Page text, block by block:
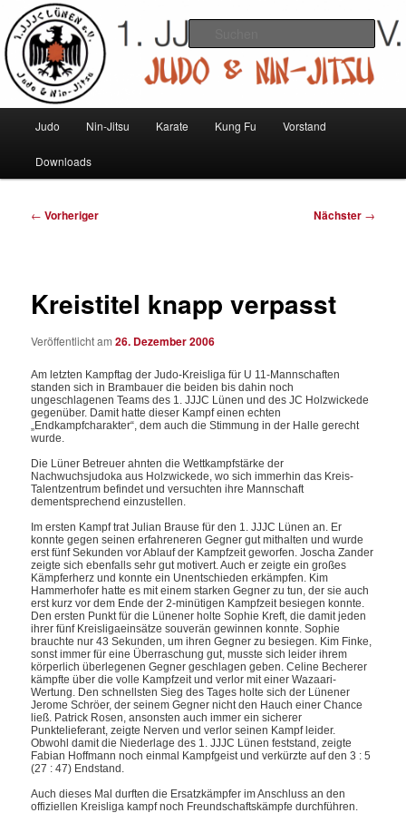
primären
Inhalt
springen1. JJJC Lünen e.V.
Judo und Ninjitsu
Judo Nin-Jitsu Karate Kung Fu Vorstand
Downloads
Beitragsnavigation
← Vorheriger Nächster →
Kreistitel knapp verpasst
Veröffentlicht am26. Dezember 2006
Am letzten Kampftag der Judo-Kreisliga für U 11-Mannschaften
standen sich in Brambauer die beiden bis dahin noch
ungeschlagenen Teams des 1. JJJC Lünen und des JC Holzwickede
gegenüber. Damit hatte dieser Kampf einen echten
„Endkampfcharakter“, dem auch die Stimmung in der Halle gerecht
wurde.
Die Lüner Betreuer ahnten die Wettkampfstärke der
Nachwuchsjudoka aus Holzwickede, wo sich immerhin das Kreis-
Talentzentrum befindet und versuchten ihre Mannschaft
dementsprechend einzustellen.
Im ersten Kampf trat Julian Brause für den 1. JJJC Lünen an. Er
konnte gegen seinen erfahreneren Gegner gut mithalten und wurde
erst fünf Sekunden vor Ablauf der Kampfzeit geworfen. Joscha Zander
zeigte sich ebenfalls sehr gut motivert. Auch er zeigte ein großes
Kämpferherz und konnte ein Unentschieden erkämpfen. Kim
Hammerhofer hatte es mit einem starken Gegner zu tun, der sie auch
erst kurz vor dem Ende der 2-minütigen Kampfzeit besiegen konnte.
Den ersten Punkt für die Lünener holte Sophie Kreft, die damit jeden
ihrer fünf Kreisligaeinsätze souverän gewinnen konnte. Sophie
brauchte nur 43 Sekunden, um ihren Gegner zu besiegen. Kim Finke,
sonst immer für eine Überraschung gut, musste sich leider ihrem
körperlich überlegenen Gegner geschlagen geben. Celine Becherer
kämpfte über die volle Kampfzeit und verlor mit einer Wazaari-
Wertung. Den schnellsten Sieg des Tages holte sich der Lünener
Jerome Schröer, der seinem Gegner nicht den Hauch einer Chance
ließ. Patrick Rosen, ansonsten auch immer ein sicherer
Punktelieferant, zeigte Nerven und verlor seinen Kampf leider.
Obwohl damit die Niederlage des 1. JJJC Lünen feststand, zeigte
Fabian Hoffmann noch einmal Kampfgeist und verkürzte auf den 3 : 5
(27 : 47) Endstand.
Auch dieses Mal durften die Ersatzkämpfer im Anschluss an den
offiziellen Kreisliga kampf noch Freundschaftskämpfe durchführen.